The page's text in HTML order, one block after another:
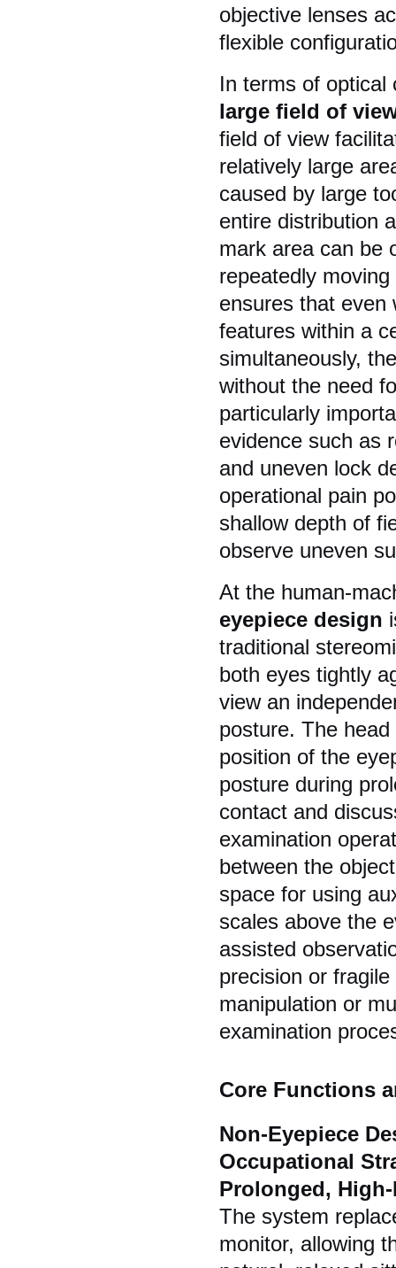
objective lenses
flexible
In terms of
large field of
field of view
relatively large
caused by large
entire distribution
mark area can be
repeatedly
ensures that even
features within a
simultaneously,
without the need
particularly
evidence such as
and uneven lock
operational pain
shallow depth of
observe uneven
At the human-
eyepiece design
traditional
both eyes tightly
view an
posture. The
position of the
posture during
contact and
examination
between the
space for using
scales above the
assisted
precision or
manipulation or
examination
Core Functions
Non-Eyepiece
Occupational
Prolonged,
The system
monitor, allowing